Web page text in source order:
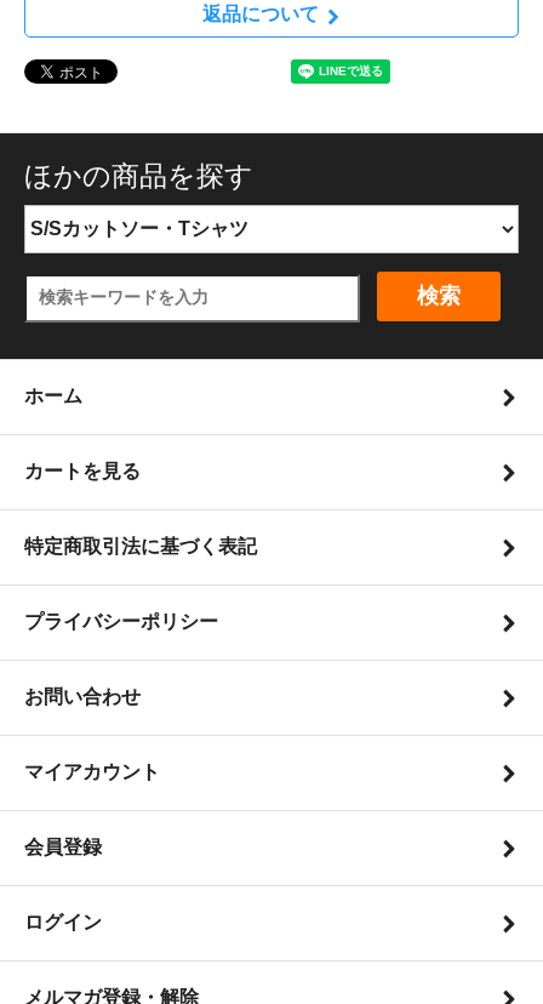
返品について
ほかの商品を探す
検索
ホーム
カートを見る
特定商取引法に基づく表記
プライバシーポリシー
お問い合わせ
マイアカウント
会員登録
ログイン
メルマガ登録・解除